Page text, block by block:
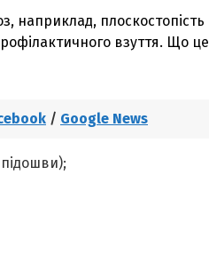
наприклад, плоскостопість
взуття. Що це
/ Google News